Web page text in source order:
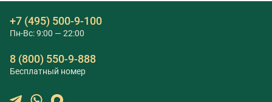
+7 (495) 500-9-100
Пн-Вс: 9:00 — 22:00
8 (800) 550-9-888
Бесплатный номер